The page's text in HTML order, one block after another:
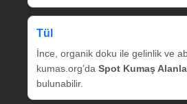
Tül
İnce, organik doku ile gelinlik ve
kumas.org’da Spot Kumaş
bulunabilir.